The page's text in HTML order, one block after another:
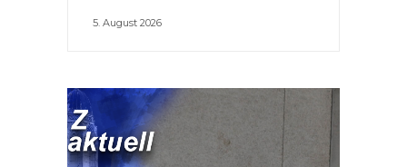
5. August 2026